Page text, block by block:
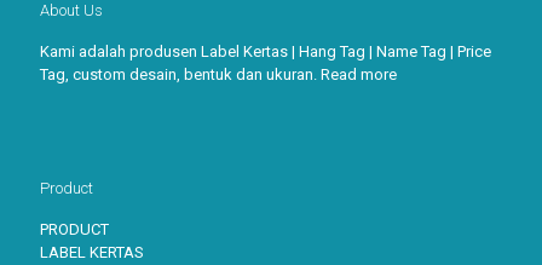
About Us
Kami adalah produsen Label Kertas | Hang Tag | Name Tag | Price
Tag, custom desain, bentuk dan ukuran. Read more
Product
PRODUCT
LABEL KERTAS